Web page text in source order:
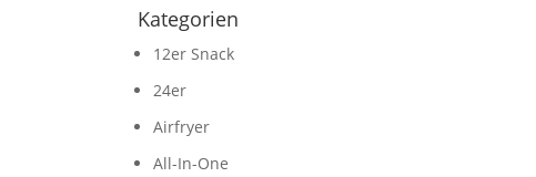
Kategorien
12er Snack
24er
Airfryer
All-In-One